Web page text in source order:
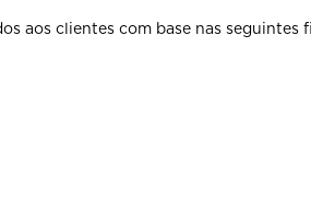
aos clientes com base nas seguintes